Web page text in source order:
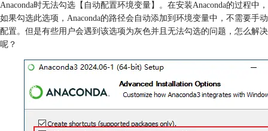
Anaconda时无法勾选【自动配置环境变量】。在安装Anaconda的过程中，
如果勾选此选项，Anaconda的路径会自动添加到环境变量中，不需要手动
配置。但是有些用户会遇到该选项为灰色并且无法勾选的问题，怎么解决
呢？